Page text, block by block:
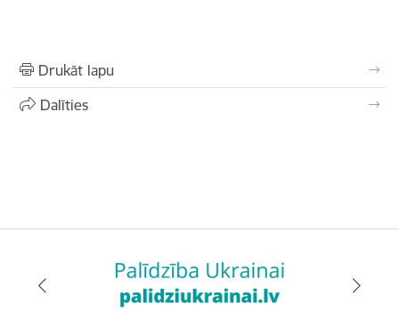
Drukāt lapu
Dalīties